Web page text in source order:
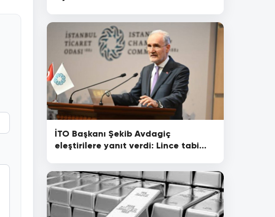
İTO Başkanı Şekib Avdagiç
eleştirilere yanıt verdi: Lince tabi